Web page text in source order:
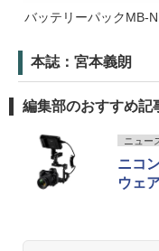
バッテリーパックMB-
本誌：宮本義朗
編集部のおすすめ記
ニュー
ニコ
ウェ